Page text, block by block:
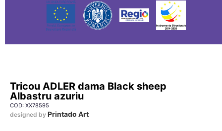
Tricou ADLER dama Black sheep
Albastru azuriu
COD: XX78595
designed by Printado Art